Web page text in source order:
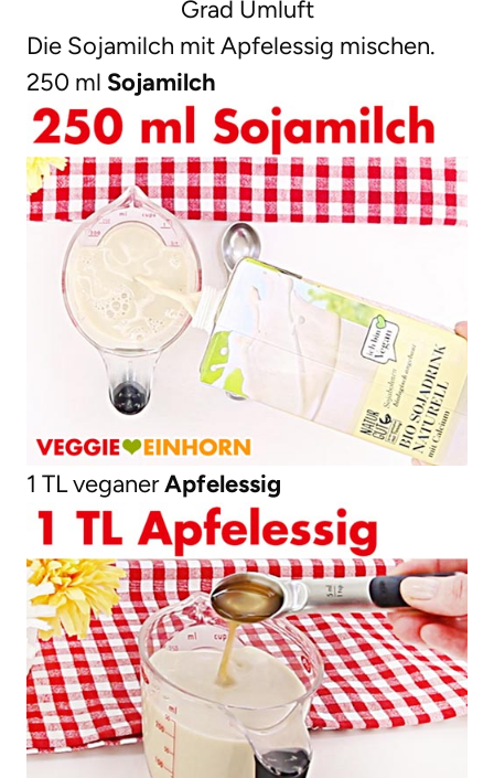
Die Sojamilch mit Apfelessig mischen.
250 ml Sojamilch
1 TL veganerApfelessig